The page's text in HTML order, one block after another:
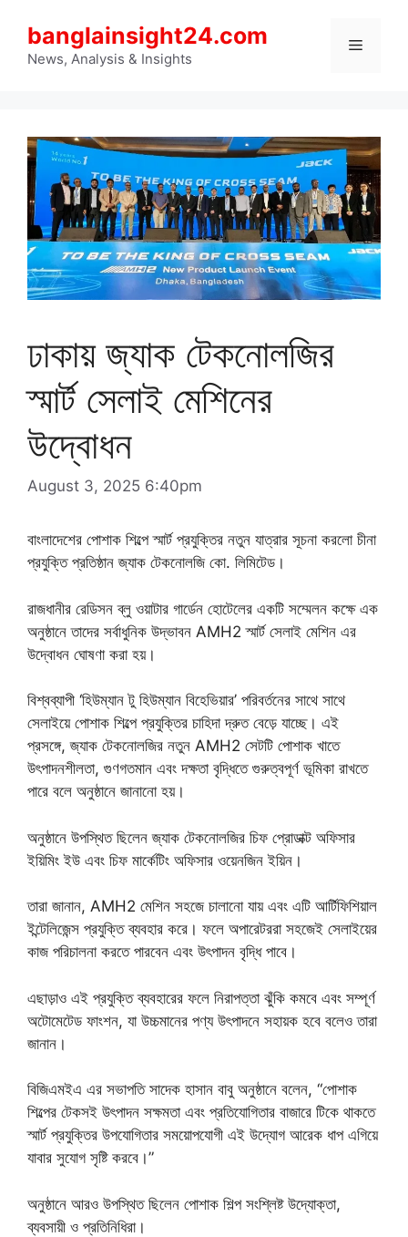
content
banglainsight24.com
News, Analysis & Insights
Menu
ঢাকায় জ্যাক টেকনোলজির
স্মার্ট সেলাই মেশিনের
উদ্বোধন
August 3, 2025 6:40pm
বাংলাদেশের পোশাক শিল্পে স্মার্ট প্রযুক্তির নতুন যাত্রার সূচনা করলো চীনা
প্রযুক্তি প্রতিষ্ঠান জ্যাক টেকনোলজি কো. লিমিটেড।
রাজধানীর রেডিসন ব্লু ওয়াটার গার্ডেন হোটেলের একটি সম্মেলন কক্ষে এক
অনুষ্ঠানে তাদের সর্বাধুনিক উদ্ভাবন AMH2 স্মার্ট সেলাই মেশিন এর
উদ্বোধন ঘোষণা করা হয়।
বিশ্বব্যাপী ‘হিউম্যান টু হিউম্যান বিহেভিয়ার’ পরিবর্তনের সাথে সাথে
সেলাইয়ে পোশাক শিল্পে প্রযুক্তির চাহিদা দ্রুত বেড়ে যাচ্ছে। এই
প্রসঙ্গে, জ্যাক টেকনোলজির নতুন AMH2 সেটটি পোশাক খাতে
উৎপাদনশীলতা, গুণগতমান এবং দক্ষতা বৃদ্ধিতে গুরুত্বপূর্ণ ভূমিকা রাখতে
পারে বলে অনুষ্ঠানে জানানো হয়।
অনুষ্ঠানে উপস্থিত ছিলেন জ্যাক টেকনোলজির চিফ প্রোডাক্ট অফিসার
ইয়িমিং ইউ এবং চিফ মার্কেটিং অফিসার ওয়েনজিন ইয়িন।
তারা জানান, AMH2 মেশিন সহজে চালানো যায় এবং এটি আর্টিফিশিয়াল
ইন্টেলিজেন্স প্রযুক্তি ব্যবহার করে। ফলে অপারেটররা সহজেই সেলাইয়ের
কাজ পরিচালনা করতে পারবেন এবং উৎপাদন বৃদ্ধি পাবে।
এছাড়াও এই প্রযুক্তি ব্যবহারের ফলে নিরাপত্তা ঝুঁকি কমবে এবং সম্পূর্ণ
অটোমেটেড ফাংশন, যা উচ্চমানের পণ্য উৎপাদনে সহায়ক হবে বলেও তারা
জানান।
বিজিএমইএ এর সভাপতি সাদেক হাসান বাবু অনুষ্ঠানে বলেন, “পোশাক
শিল্পের টেকসই উৎপাদন সক্ষমতা এবং প্রতিযোগিতার বাজারে টিকে থাকতে
স্মার্ট প্রযুক্তির উপযোগিতার সময়োপযোগী এই উদ্যোগ আরেক ধাপ এগিয়ে
যাবার সুযোগ সৃষ্টি করবে।”
অনুষ্ঠানে আরও উপস্থিত ছিলেন পোশাক শিল্প সংশ্লিষ্ট উদ্যোক্তা,
ব্যবসায়ী ও প্রতিনিধিরা।